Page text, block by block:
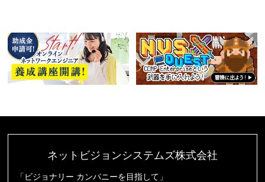
ネットビジョンシステムズ株式会社
「ビジョナリー カンパニーを目指して」